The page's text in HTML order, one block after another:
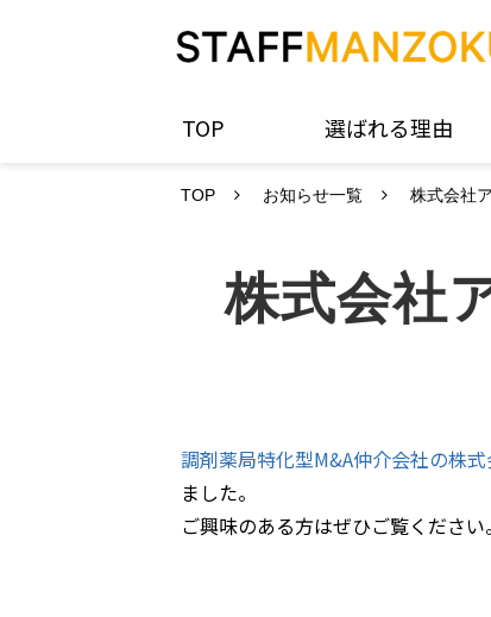
TOP 選ばれる理由
TOP お知らせ一覧 株式会社
株式会社
調剤薬局特化型M&A仲介会社の株
ました。
ご興味のある方はぜひご覧ください。